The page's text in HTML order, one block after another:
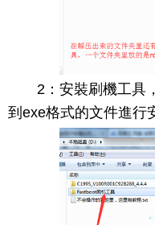
2：安裝刷機工具
到exe格式的文件進行